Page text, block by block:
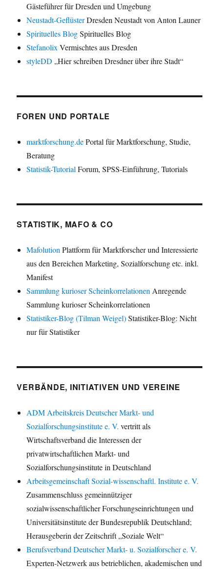
Gästeführer für Dresden und Umgebung
Neustadt-GeflüsterDresden Neustadt von Anton Launer
Spirituelles BlogSpirituelles Blog
Stefanolix Vermischtes aus Dresden
styleDD „Hier schreiben Dresdner über ihre Stadt“
FOREN UND PORTALE
marktforschung.dePortal für Marktforschung, Studie,
Beratung
Statistik-Tutorial Forum, SPSS-Einführung, Tutorials
STATISTIK, MAFO & CO
Mafolution Plattform für Marktforscher und Interessierte
aus den Bereichen Marketing, Sozialforschung etc. inkl.
Manifest
Sammlung kurioser Scheinkorrelationen Anregende
Sammlung kurioser Scheinkorrelationen
Statistiker-Blog (Tilman Weigel)Statistiker-Blog: Nicht
nur für Statistiker
VERBÄNDE, INITIATIVEN UND VEREINE
ADM Arbeitskreis Deutscher Markt- und
Sozialforschungsinstitute e. V. vertritt als
Wirtschaftsverband die Interessen der
privatwirtschaftlichen Markt- und
Sozialforschungsinstitute in Deutschland
Arbeitsgemeinschaft Sozial-wissenschaftl. Institute e. V.
Zusammenschluss gemeinnütziger
sozialwissenschaftlicher Forschungseinrichtungen und
Universitätsinstitute der Bundesrepublik Deutschland;
Herausgeberin der Zeitschrift „Soziale Welt“
Berufsverband Deutscher Markt- u. Sozialforscher e. V.
Experten-Netzwerk aus betrieblichen, akademischen und